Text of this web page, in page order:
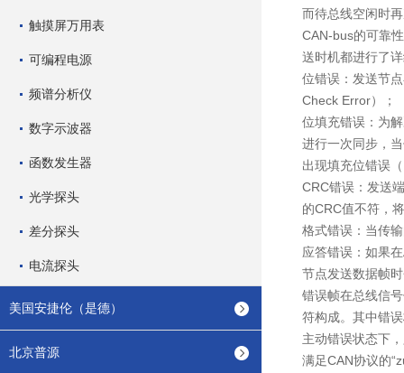
触摸屏万用表
可编程电源
频谱分析仪
数字示波器
函数发生器
光学探头
差分探头
电流探头
美国安捷伦（是德）
北京普源
而待总线空闲时
CAN-bus的可靠
送时机都进行了
位错误：发送节
Check Error）；
位填充错误：为
进行一次同步，
出现填充位错误
CRC错误：发送
的CRC值不符，
格式错误：当传
应答错误：如果
节点发送数据帧
错误帧在总线信
符构成。其中错
主动错误状态下
满足CAN协议的